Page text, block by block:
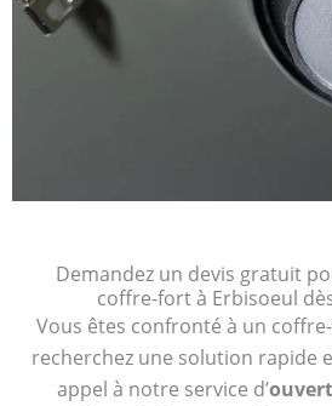
Demandez un devis gratuit
coffre-fort à Erbisoeul
Vous êtes confronté à un
recherchez une solution rapide
appel à notre service d’